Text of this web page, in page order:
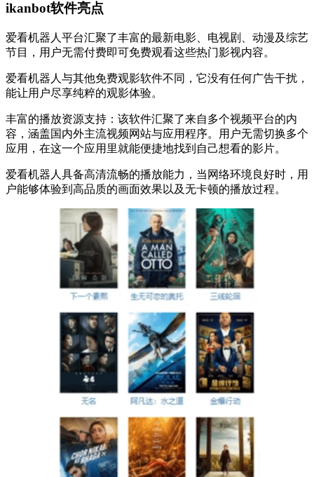
ikanbot软件亮点
爱看机器人平台汇聚了丰富的最新电影、电视剧、动漫及综艺
节目，用户无需付费即可免费观看这些热门影视内容。
爱看机器人与其他免费观影软件不同，它没有任何广告干扰，
能让用户尽享纯粹的观影体验。
丰富的播放资源支持：该软件汇聚了来自多个视频平台的内
容，涵盖国内外主流视频网站与应用程序。用户无需切换多个
应用，在这一个应用里就能便捷地找到自己想看的影片。
爱看机器人具备高清流畅的播放能力，当网络环境良好时，用
户能够体验到高品质的画面效果以及无卡顿的播放过程。